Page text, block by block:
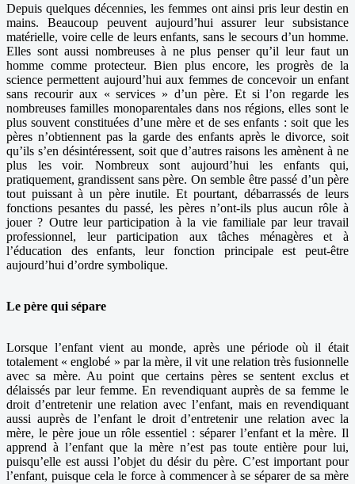
Depuis quelques décennies, les femmes ont ainsi pris leur destin en
mains. Beaucoup peuvent aujourd’hui assurer leur subsistance
matérielle, voire celle de leurs enfants, sans le secours d’un homme.
Elles sont aussi nombreuses à ne plus penser qu’il leur faut un
homme comme protecteur. Bien plus encore, les progrès de la
science permettent aujourd’hui aux femmes de concevoir un enfant
sans recourir aux « services » d’un père. Et si l’on regarde les
nombreuses familles monoparentales dans nos régions, elles sont le
plus souvent constituées d’une mère et de ses enfants : soit que les
pères n’obtiennent pas la garde des enfants après le divorce, soit
qu’ils s’en désintéressent, soit que d’autres raisons les amènent à ne
plus les voir. Nombreux sont aujourd’hui les enfants qui,
pratiquement, grandissent sans père. On semble être passé d’un père
tout puissant à un père inutile. Et pourtant, débarrassés de leurs
fonctions pesantes du passé, les pères n’ont-ils plus aucun rôle à
jouer ? Outre leur participation à la vie familiale par leur travail
professionnel, leur participation aux tâches ménagères et à
l’éducation des enfants, leur fonction principale est peut-être
aujourd’hui d’ordre symbolique.
Le père qui sépare
Lorsque l’enfant vient au monde, après une période où il était
totalement « englobé » par la mère, il vit une relation très fusionnelle
avec sa mère. Au point que certains pères se sentent exclus et
délaissés par leur femme. En revendiquant auprès de sa femme le
droit d’entretenir une relation avec l’enfant, mais en revendiquant
aussi auprès de l’enfant le droit d’entretenir une relation avec la
mère, le père joue un rôle essentiel : séparer l’enfant et la mère. Il
apprend à l’enfant que la mère n’est pas toute entière pour lui,
puisqu’elle est aussi l’objet du désir du père. C’est important pour
l’enfant, puisque cela le force à commencer à se séparer de sa mère